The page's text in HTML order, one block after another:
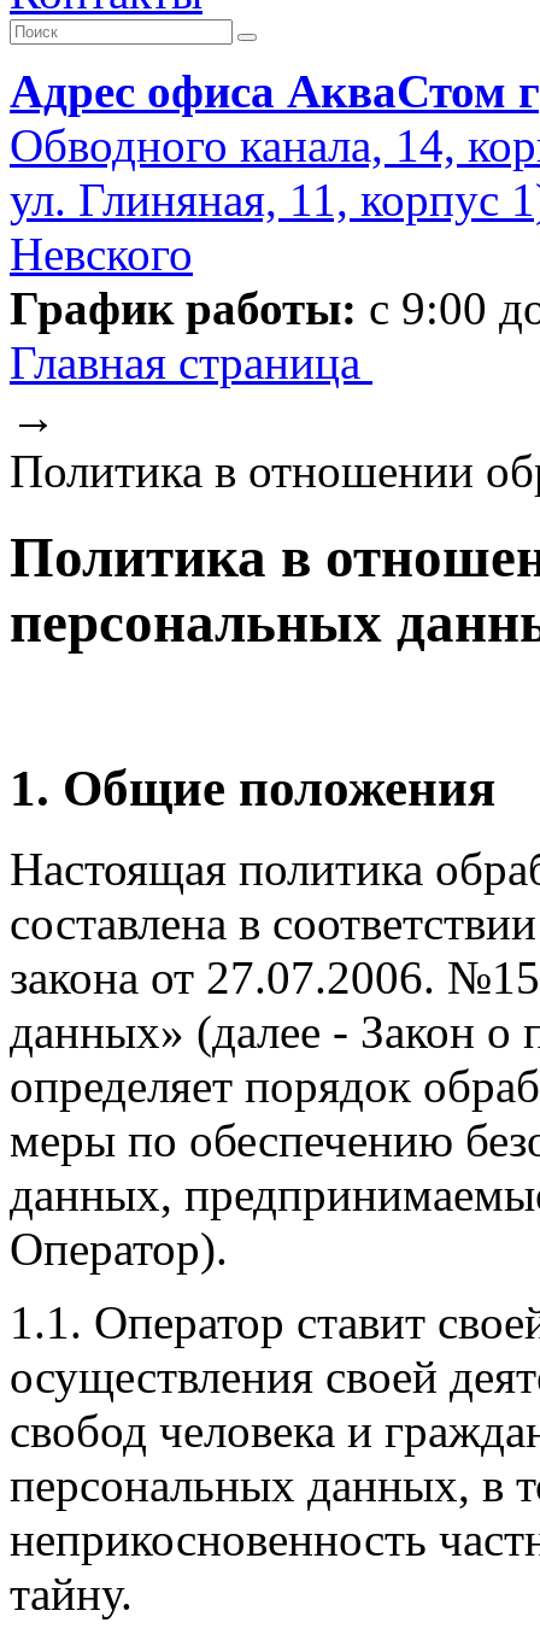
Адрес офиса АкваСтом
Обводного канала, 14,
ул. Глиняная, 11, корпус
Невского
График работы: с 9:00
Главная страница
→
Политика в отношении
Политика в
персональных
1. Общие положения
Настоящая политика
составлена в
закона от 27.07.2006.
данных» (далее - Закон
определяет порядок
меры по обеспечению
данных,
Оператор).
1.1. Оператор ставит
осуществления своей
свобод человека и
персональных данных, в
неприкосновенность
тайну.